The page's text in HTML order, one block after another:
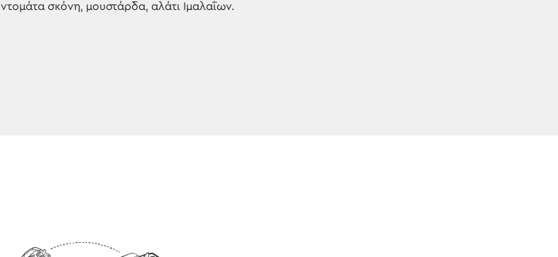
ντομάτα σκόνη, μουστάρδα, αλάτι Ιμαλαΐων.